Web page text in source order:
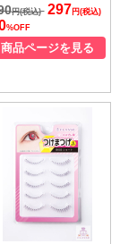
円(税込) 297 円(税込)
%OFF
商品ページを見る